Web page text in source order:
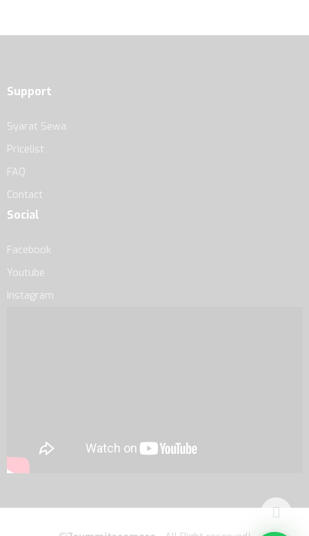
Support
Syarat Sewa
Pricelist
FAQ
Contact
Social
Facebook
Youtube
Instagram